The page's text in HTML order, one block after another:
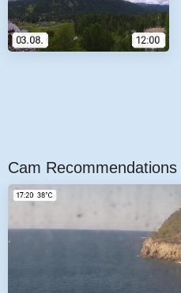
Cam Recommendations